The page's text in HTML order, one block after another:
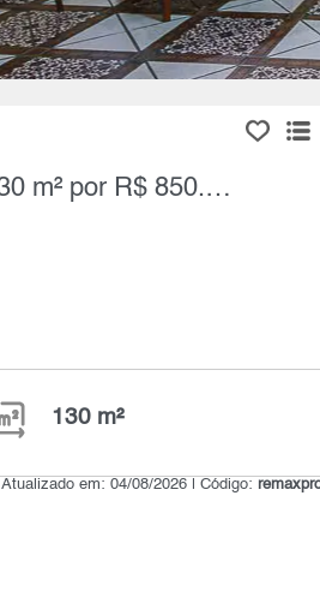
Casa Térrea, 2 Quartos à Venda, Vila Paulicéia, 130 m² por R$ 850.000,00
130 m²
Atualizado em: 04/08/2026 | Código: